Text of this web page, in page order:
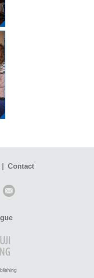
| Contact